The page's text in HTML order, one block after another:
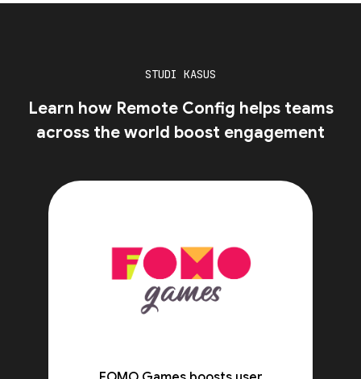
STUDI KASUS
Learn how Remote Config helps teams
across the world boost engagement